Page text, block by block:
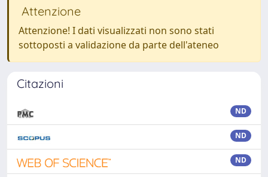
Attenzione
Attenzione! I dati visualizzati non sono stati
sottoposti a validazione da parte dell'ateneo
Citazioni
ND
ND
ND